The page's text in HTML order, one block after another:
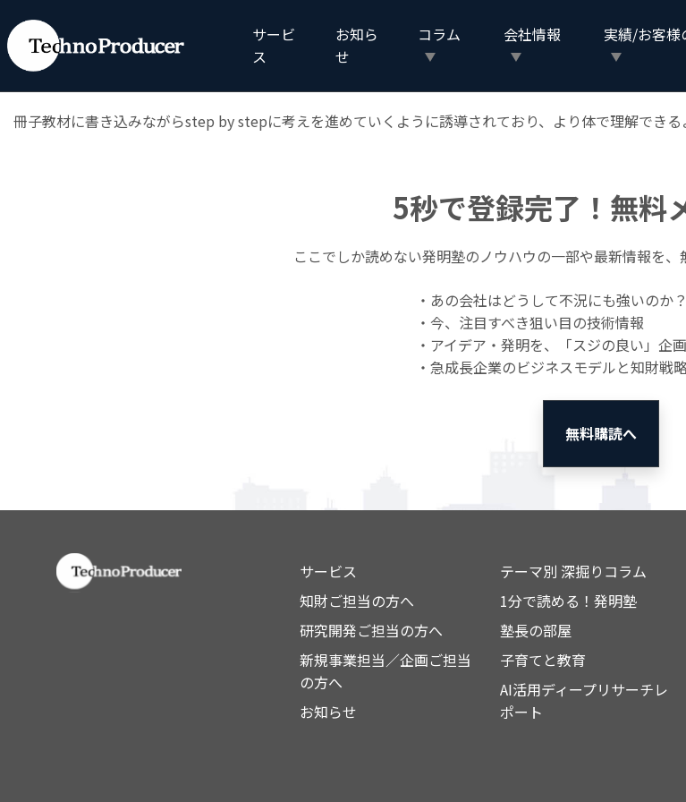
サービ
ス
お知ら
せ
コラム 会社情報 実績/お客様
自身で考え、テキストに記入しながらステップワイズに進める形態となっていたので、「読む」だけ
冊子教材に書き込みながらstep by stepに考えを進めていくように誘導されており、より体で理解できる
5秒で登録完了！無料
ここでしか読めない発明塾のノウハウの一部や最新情報を、
・あの会社はどうして不況にも強いのか？
・今、注目すべき狙い目の技術情報
・アイデア・発明を、「スジの良い」企
・急成長企業のビジネスモデルと知財戦
無料購読へ
サービス
知財ご担当の方へ
研究開発ご担当の方へ
新規事業担当／企画ご担当
の方へ
お知らせ
テーマ別 深掘りコラム
1分で読める！発明塾
塾長の部屋
子育てと教育
AI活用ディープリサーチレ
ポート